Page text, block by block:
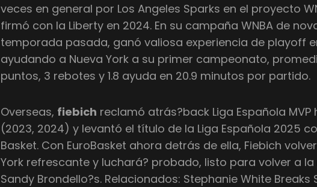
veces en general por Los Angeles Sparks en el proyecto
firmó con la Liberty en 2024. En su campaña WNBA de
temporada pasada, ganó valiosa experiencia de playoff
ayudando a Nueva York a su primer campeonato,
puntos, 3 rebotes y 1.8 ayuda en 20.9 minutos por partido.
Overseas, fiebich reclamó atrás?back Liga Española MVP
(2023, 2024) y levantó el título de la Liga Española 2025
Basket. Con EuroBasket ahora detrás de ella, Fiebich
York refrescante y luchará? probado, listo para volver a
Sandy Brondello?s. Relacionados: Stephanie White Breaks